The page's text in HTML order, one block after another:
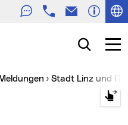
TelefonE-Mail
Suche
Meldungen Stadt Linz und